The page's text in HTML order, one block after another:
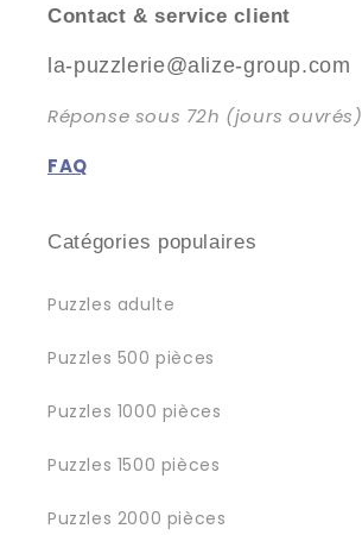
Contact & service client
la-puzzlerie@alize-group.com
Réponse sous 72h (jours ouvrés)
FAQ
Catégories populaires
Puzzles adulte
Puzzles 500 pièces
Puzzles 1000 pièces
Puzzles 1500 pièces
Puzzles 2000 pièces